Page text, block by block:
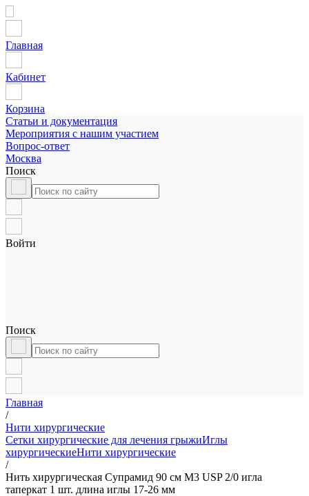
Главная
Кабинет
Корзина
Статьи и документация
Мероприятия с нашим участием
Вопрос-ответ
Москва
Поиск
Войти
Поиск
Главная
/
Нити хирургические
Сетки хирургические для лечения грыжиИглы
хирургическиеНити хирургические
/
Нить хирургическая Супрамид 90 см М3 USP 2/0 игла
таперкат 1 шт. длина иглы 17-26 мм